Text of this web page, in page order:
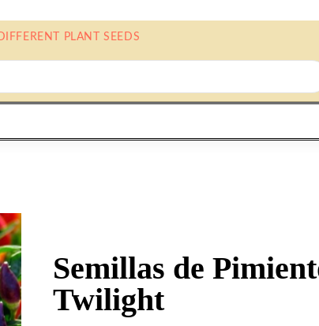
PLANT SEEDS
Semillas de
Twilight